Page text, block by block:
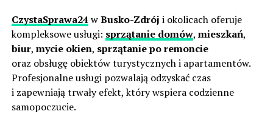
CzystaSprawa24wBusko-Zdrój i okolicach oferuje
kompleksowe usługi: sprzątanie domów, mieszkań,
biur, mycie okien, sprzątanie po remoncie
oraz obsługę obiektów turystycznych i apartamentów.
Profesjonalne usługi pozwalają odzyskać czas
i zapewniają trwały efekt, który wspiera codzienne
samopoczucie.